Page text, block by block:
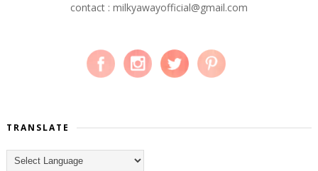
contact : milkyawayofficial@gmail.com
TRANSLATE